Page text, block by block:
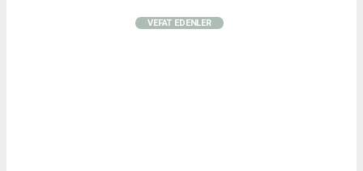
VEFAT EDENLER